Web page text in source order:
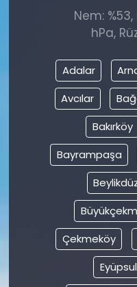
Nem:
hPa,
Adalar
Avcılar
Bakırköy
Bayrampaşa
Çekmeköy
Nöbetçi
Otomobil
Politika
Spor
Teknoloji
TÜRKiYE
Video Galeri